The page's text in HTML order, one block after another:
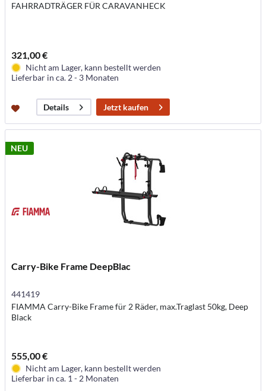
FAHRRADTRÄGER FÜR CARAVANHECK
321,00 €
Nicht am Lager, kann bestellt werden
Lieferbar in ca. 2 - 3 Monaten
Details Jetzt kaufen
NEU
Carry-Bike Frame DeepBlac
441419
FIAMMA Carry-Bike Frame für 2 Räder, max.Traglast 50kg, Deep
Black
555,00 €
Nicht am Lager, kann bestellt werden
Lieferbar in ca. 1 - 2 Monaten